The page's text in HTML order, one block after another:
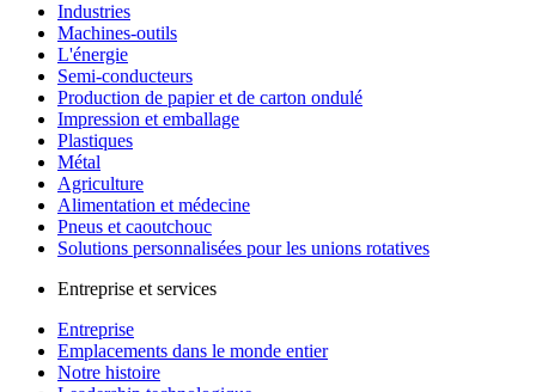
Industries
Machines-outils
L'énergie
Semi-conducteurs
Production de papier et de carton ondulé
Impression et emballage
Plastiques
Métal
Agriculture
Alimentation et médecine
Pneus et caoutchouc
Solutions personnalisées pour les unions rotatives
Entreprise et services
Entreprise
Emplacements dans le monde entier
Notre histoire